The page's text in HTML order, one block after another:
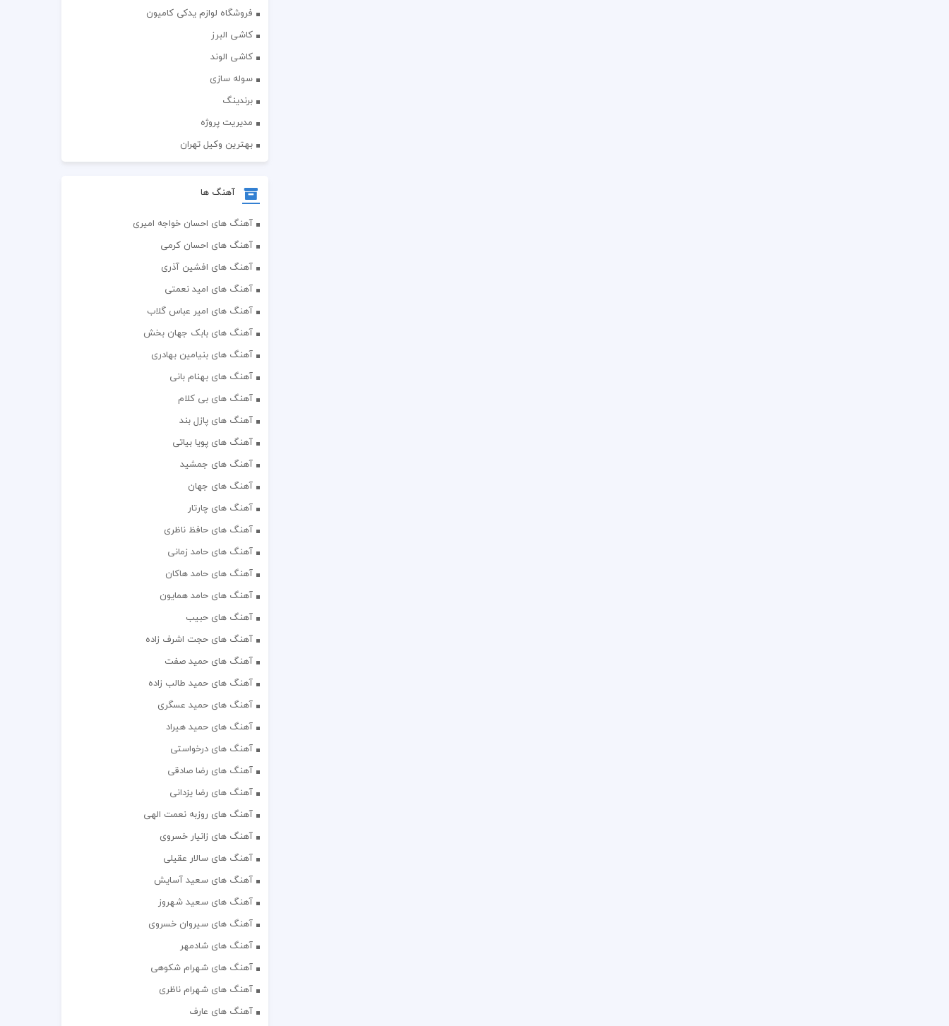
فروشگاه لوازم یدکی کامیون
کاشی البرز
کاشی الوند
سوله سازی
برندینگ
مدیریت پروژه
بهترین وکیل تهران
آهنگ ها
آهنگ های احسان خواجه امیری
آهنگ های احسان کرمی
آهنگ های افشین آذری
آهنگ های امید نعمتی
آهنگ های امیر عباس گلاب
آهنگ های بابک جهان بخش
آهنگ های بنیامین بهادری
آهنگ های بهنام بانی
آهنگ های بی کلام
آهنگ های پازل بند
آهنگ های پویا بیاتی
آهنگ های جمشید
آهنگ های جهان
آهنگ های چارتار
آهنگ های حافظ ناظری
آهنگ های حامد زمانی
آهنگ های حامد هاکان
آهنگ های حامد همایون
آهنگ های حبیب
آهنگ های حجت اشرف زاده
آهنگ های حمید صفت
آهنگ های حمید طالب زاده
آهنگ های حمید عسگری
آهنگ های حمید هیراد
آهنگ های درخواستی
آهنگ های رضا صادقی
آهنگ های رضا یزدانی
آهنگ های روزبه نعمت الهی
آهنگ های زانیار خسروی
آهنگ های سالار عقیلی
آهنگ های سعید آسایش
آهنگ های سعید شهروز
آهنگ های سیروان خسروی
آهنگ های شادمهر
آهنگ های شهرام شکوهی
آهنگ های شهرام ناظری
آهنگ های عارف